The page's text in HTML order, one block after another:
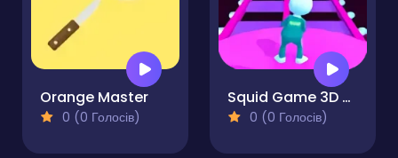
Orange Master
0 (0 Голосів)
Squid Game 3D Survival Squad
0 (0 Голосів)